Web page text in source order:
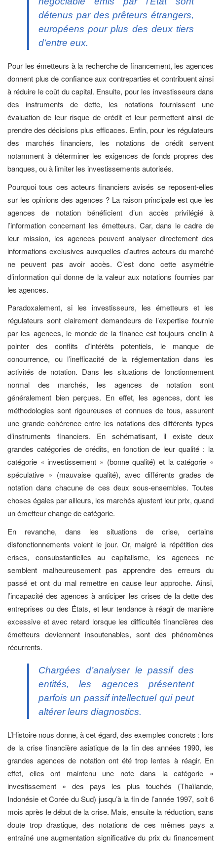
détenus par des prêteurs étrangers,
européens pour plus des deux tiers
d’entre eux.
Pour les émetteurs à la recherche de financement, les agences
donnent plus de confiance aux contreparties et contribuent ainsi
à réduire le coût du capital. Ensuite, pour les investisseurs dans
des instruments de dette, les notations fournissent une
évaluation de leur risque de crédit et leur permettent ainsi de
prendre des décisions plus efficaces. Enfin, pour les régulateurs
des marchés financiers, les notations de crédit servent
notamment à déterminer les exigences de fonds propres des
banques, ou à limiter les investissements autorisés.
Pourquoi tous ces acteurs financiers avisés se reposent-elles
sur les opinions des agences ? La raison principale est que les
agences de notation bénéficient d’un accès privilégié à
l’information concernant les émetteurs. Car, dans le cadre de
leur mission, les agences peuvent analyser directement des
informations exclusives auxquelles d’autres acteurs du marché
ne peuvent pas avoir accès. C’est donc cette asymétrie
d’information qui donne de la valeur aux notations fournies par
les agences.
Paradoxalement, si les investisseurs, les émetteurs et les
régulateurs sont clairement demandeurs de l’expertise fournie
par les agences, le monde de la finance est toujours enclin à
pointer des conflits d’intérêts potentiels, le manque de
concurrence, ou l’inefficacité de la réglementation dans les
activités de notation. Dans les situations de fonctionnement
normal des marchés, les agences de notation sont
généralement bien perçues. En effet, les agences, dont les
méthodologies sont rigoureuses et connues de tous, assurent
une grande cohérence entre les notations des différents types
d’instruments financiers. En schématisant, il existe deux
grandes catégories de crédits, en fonction de leur qualité : la
catégorie « investissement » (bonne qualité) et la catégorie «
spéculative » (mauvaise qualité), avec différents grades de
notation dans chacune de ces deux sous-ensembles. Toutes
choses égales par ailleurs, les marchés ajustent leur prix, quand
un émetteur change de catégorie.
En revanche, dans les situations de crise, certains
disfonctionnements voient le jour. Or, malgré la répétition des
crises, consubstantielles au capitalisme, les agences ne
semblent malheureusement pas apprendre des erreurs du
passé et ont du mal remettre en cause leur approche. Ainsi,
l’incapacité des agences à anticiper les crises de la dette des
entreprises ou des États, et leur tendance à réagir de manière
excessive et avec retard lorsque les difficultés financières des
émetteurs deviennent insoutenables, sont des phénomènes
récurrents.
Chargées d’analyser le passif des
entités, les agences présentent
parfois un passif intellectuel qui peut
altérer leurs diagnostics.
L’Histoire nous donne, à cet égard, des exemples concrets : lors
de la crise financière asiatique de la fin des années 1990, les
grandes agences de notation ont été trop lentes à réagir. En
effet, elles ont maintenu une note dans la catégorie «
investissement » des pays les plus touchés (Thaïlande,
Indonésie et Corée du Sud) jusqu’à la fin de l’année 1997, soit 6
mois après le début de la crise. Mais, ensuite la réduction, sans
doute trop drastique, des notations de ces mêmes pays a
entraîné une augmentation significative du prix du financement